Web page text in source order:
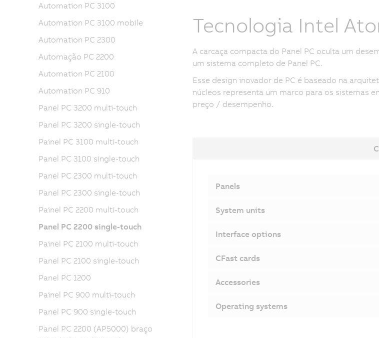
Tecnologia Intel
A carcaça compacta do Panel PC oculta um
um sistema completo de Panel PC.
Esse design inovador de PC é baseado na
núcleos representa um marco para os sistemas
preço / desempenho.
Panels
System units
Interface options
CFast cards
Accessories
Operating systems
Automation PC 3100
Automation PC 3100 mobile
Automation PC 2300
Automação PC 2200
Automation PC 2100
Automation PC 910
Panel PC 3200 multi-touch
Panel PC 3200 single-touch
Painel PC 3100 multi-touch
Panel PC 3100 single-touch
Panel PC 2300 multi-touch
Panel PC 2300 single-touch
Painel PC 2200 multi-touch
Panel PC 2200 single-touch
Painel PC 2100 multi-touch
Panel PC 2100 single-touch
Panel PC 1200
Painel PC 900 multi-touch
Panel PC 900 single-touch
Panel PC 2200 (AP5000) braço